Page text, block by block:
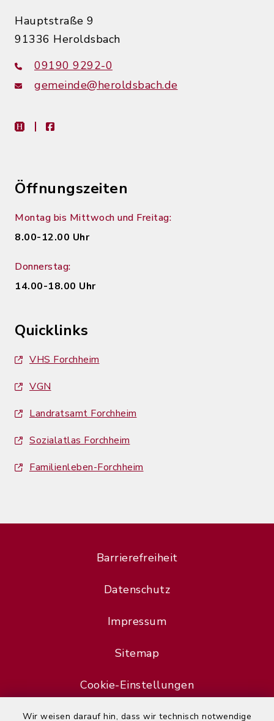
Wir weisen darauf hin, dass wir technisch notwendige
Hauptstraße 9
91336 Heroldsbach
09190 9292-0
gemeinde@heroldsbach.de
heimat-infofacebook
Öffnungszeiten
Montag bis Mittwoch und Freitag:
8.00-12.00 Uhr
Donnerstag:
14.00-18.00 Uhr
Quicklinks
VHS Forchheim
VGN
Landratsamt Forchheim
Sozialatlas Forchheim
Familienleben-Forchheim
Barrierefreiheit
Datenschutz
Impressum
Sitemap
Cookie-Einstellungen